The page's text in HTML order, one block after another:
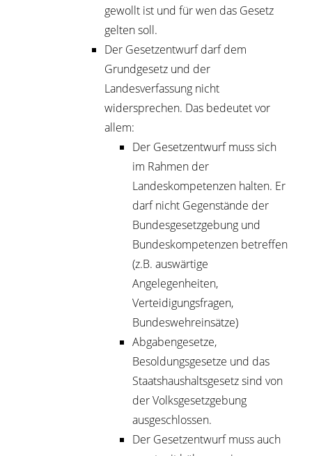
gewollt ist und für wen das Gesetz
gelten soll.
Der Gesetzentwurf darf dem
Grundgesetz und der
Landesverfassung nicht
widersprechen. Das bedeutet vor
allem:
Der Gesetzentwurf muss sich
im Rahmen der
Landeskompetenzen halten. Er
darf nicht Gegenstände der
Bundesgesetzgebung und
Bundeskompetenzen betreffen
(z.B. auswärtige
Angelegenheiten,
Verteidigungsfragen,
Bundeswehreinsätze)
Abgabengesetze,
Besoldungsgesetze und das
Staatshaushaltsgesetz sind von
der Volksgesetzgebung
ausgeschlossen.
Der Gesetzentwurf muss auch